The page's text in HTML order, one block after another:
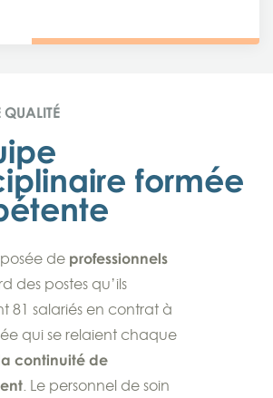
QUALITÉ
formée
de professionnels
des postes qu’ils
81 salariés en contrat à
qui se relaient chaque
continuité de
. Le personnel de soin